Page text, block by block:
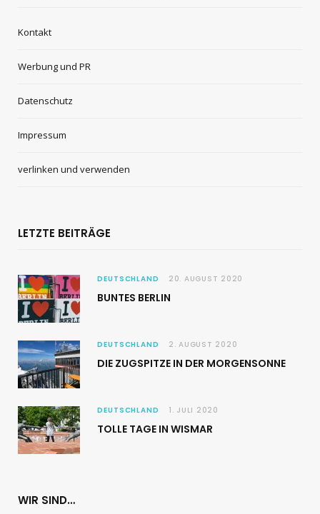
Kontakt
Werbung und PR
Datenschutz
Impressum
verlinken und verwenden
LETZTE BEITRÄGE
DEUTSCHLAND 20. AUGUST 2020
BUNTES BERLIN
DEUTSCHLAND 2. AUGUST 2020
DIE ZUGSPITZE IN DER MORGENSONNE
DEUTSCHLAND 1. JULI 2020
TOLLE TAGE IN WISMAR
WIR SIND…